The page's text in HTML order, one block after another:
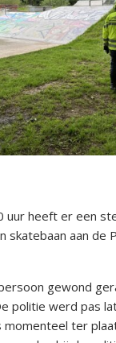
uur heeft er een
skatebaan aan de
gewond
politie werd pas
momenteel ter